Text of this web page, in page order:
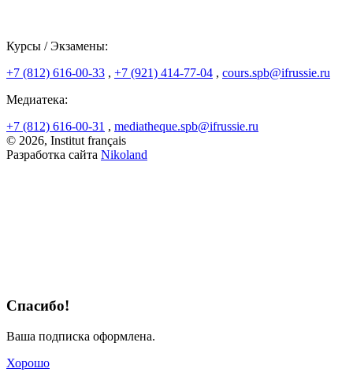
Курсы / Экзамены:
+7 (812) 616-00-33 , +7 (921) 414-77-04 , cours.spb@ifrussie.ru
Медиатека:
+7 (812) 616-00-31 , mediatheque.spb@ifrussie.ru
© 2026, Institut français
Разработка сайта Nikoland
Спасибо!
Ваша подписка оформлена.
Хорошо